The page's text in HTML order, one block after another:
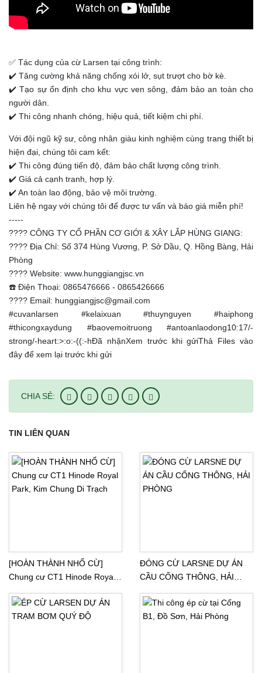
✅ Tác dụng của cừ Larsen tại công trình:
✔️ Tăng cường khả năng chống xói lở, sụt trượt cho bờ kè.
✔️ Tạo sự ổn định cho khu vực ven sông, đảm bảo an toàn cho
người dân.
✔️ Thi công nhanh chóng, hiệu quả, tiết kiệm chi phí.
Với đội ngũ kỹ sư, công nhân giàu kinh nghiệm cùng trang thiết bị
hiện đại, chúng tôi cam kết:
✔️ Thi công đúng tiến độ, đảm bảo chất lượng công trình.
✔️ Giá cả cạnh tranh, hợp lý.
✔️ An toàn lao động, bảo vệ môi trường.
Liên hệ ngay với chúng tôi để được tư vấn và báo giá miễn phí!
-----
???? CÔNG TY CỔ PHẦN CƠ GIỚI & XÂY LẮP HÙNG GIANG:
???? Địa Chỉ: Số 374 Hùng Vương, P. Sở Dầu, Q. Hồng Bàng, Hải
Phòng
???? Website: www.hunggiangjsc.vn
☎️ Điện Thoại: 0865476666 - 0865426666
???? Email: hunggiangjsc@gmail.com
#cuvanlarsen #kelaixuan #thuynguyen #haiphong
#thicongxaydung #baovemoitruong #antoanlaodong10:17/-
strong/-heart:>:o:-((:-hĐã nhậnXem trước khi gửiThả Files vào
đây để xem lại trước khi gửi
CHIA SẺ:
TIN LIÊN QUAN
[HOÀN THÀNH NHỔ CỪ]
Chung cư CT1 Hinode Royal
ĐÓNG CỪ LARSNE DỰ ÁN
CẦU CỐNG THÔNG, HẢI